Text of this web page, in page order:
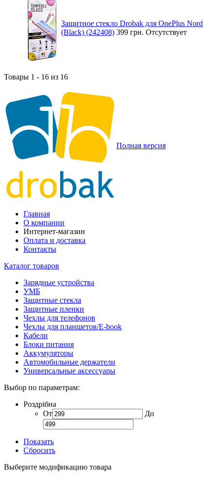
Защитное стекло Drobak для OnePlus Nord
(Black) (242408) 399 грн. Отсутствует
Товары 1 - 16 из 16
Полная версия
Главная
О компании
Интернет-магазин
Оплата и доставка
Контакты
Каталог товаров
Зарядные устройства
УМБ
Защитные стекла
Защитные пленки
Чехлы для телефонов
Чехлы для планшетов/E-book
Кабели
Блоки питания
Аккумуляторы
Автомобильные держатели
Универсальные аксессуары
Выбор по параметрам:
Роздрібна
От
До
Показать
Сбросить
Выберите модификацию товара